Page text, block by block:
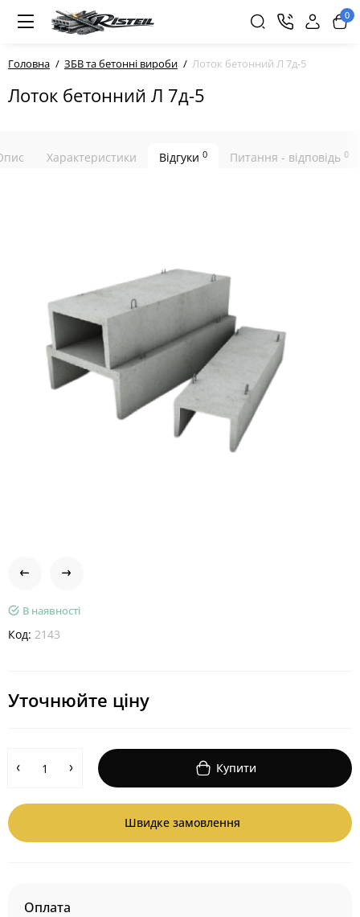
0
Головна ЗБВ та бетонні вироби Лоток бетонний Л 7д-5
Лоток бетонний Л 7д-5
Характеристики Відгуки 0 Питання - відповідь 0
В наявності
Код: 2143
Уточнюйте ціну
Купити
Швидке замовлення
Оплата